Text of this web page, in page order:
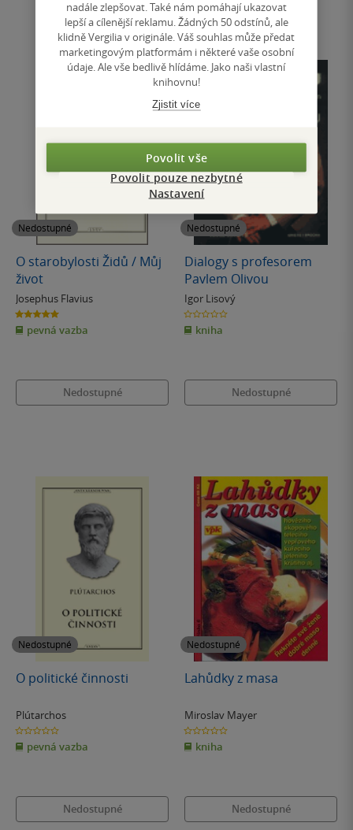
Nedostupné
O starobylosti Židů / Můj
život
Josephus Flavius
5.0
z
5
hvězdiček
pevná vazba
Nedostupné
Nedostupné
Dialogy s profesorem
Pavlem Olivou
Igor Lisový
0.0
z
5
hvězdiček
kniha
Nedostupné
Nedostupné
O politické činnosti
Plútarchos
0.0
z
5
hvězdiček
pevná vazba
Nedostupné
Nedostupné
Lahůdky z masa
Miroslav Mayer
0.0
z
5
hvězdiček
kniha
Nedostupné
nadále zlepšovat. Také nám pomáhají ukazovat
lepší a cílenější reklamu. Žádných 50 odstínů, ale
klidně Vergilia v originále. Váš souhlas může předat
marketingovým platformám i některé vaše osobní
údaje. Ale vše bedlivě hlídáme. Jako naši vlastní
knihovnu!
Zjistit více
Povolit vše
Povolit pouze nezbytné
Nastavení